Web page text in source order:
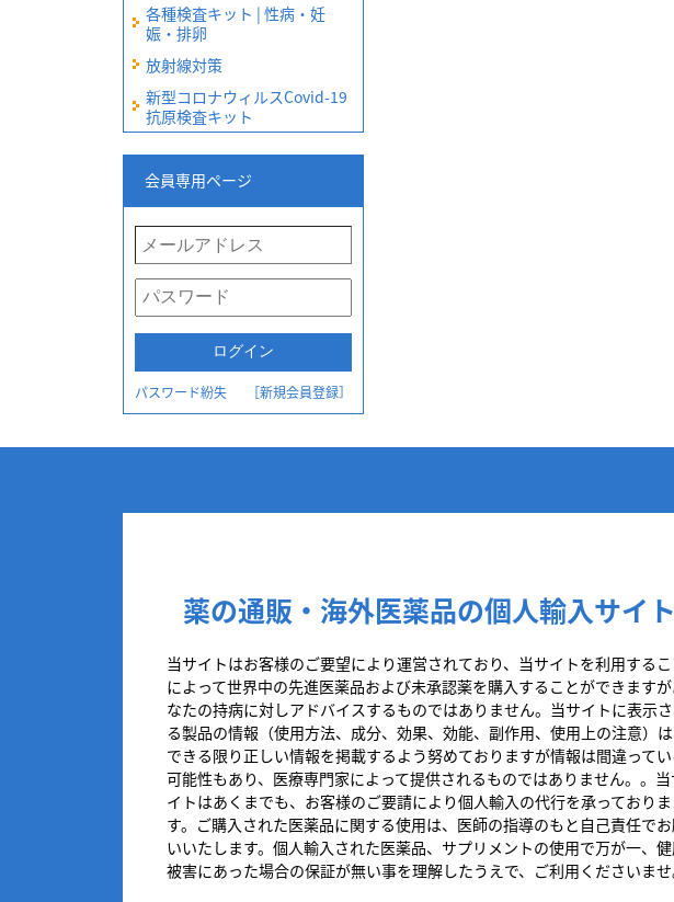
各種検査キット | 性病・妊
娠・排卵
放射線対策
新型コロナウィルスCovid-19
抗原検査キット
会員専用ページ
パスワード紛失 ［新規会員登録］
薬の通販・海外医薬品の個人輸入サイト
当サイトはお客様のご要望により運営されており、当サイトを利用するこ
によって世界中の先進医薬品および未承認薬を購入することができます
なたの持病に対しアドバイスするものではありません。当サイトに表示
る製品の情報（使用方法、成分、効果、効能、副作用、使用上の注意）は
できる限り正しい情報を掲載するよう努めておりますが情報は間違ってい
可能性もあり、医療専門家によって提供されるものではありません。。当
イトはあくまでも、お客様のご要請により個人輸入の代行を承っておりま
す。ご購入された医薬品に関する使用は、医師の指導のもと自己責任で
いいたします。個人輸入された医薬品、サプリメントの使用で万が一、
被害にあった場合の保証が無い事を理解したうえで、ご利用くださいませ